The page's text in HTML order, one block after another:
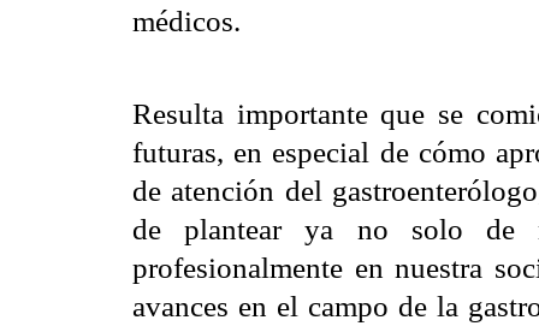
médicos.
Resulta importante que se
futuras, en especial de cómo
de atención del
de plantear ya no solo de
profesionalmente en nuestra
avances en el campo de la